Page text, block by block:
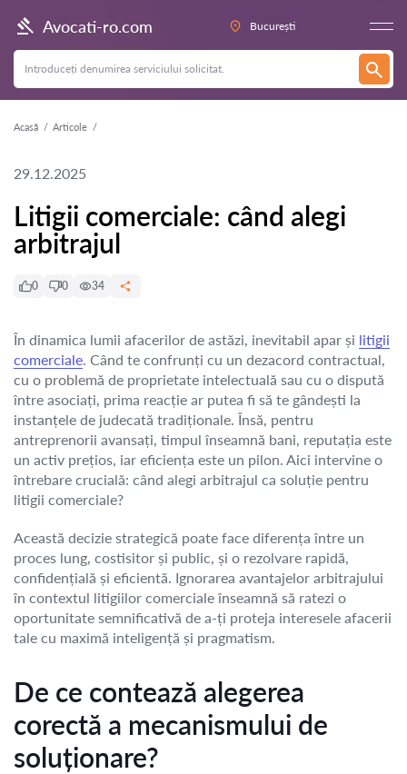
Avocati-ro.com București
Acasă Articole
29.12.2025
Litigii comerciale: când alegi
arbitrajul
0 0 34
În dinamica lumii afacerilor de astăzi, inevitabil apar și litigii
comerciale. Când te confrunți cu un dezacord contractual,
cu o problemă de proprietate intelectuală sau cu o dispută
între asociați, prima reacție ar putea fi să te gândești la
instanțele de judecată tradiționale. Însă, pentru
antreprenorii avansați, timpul înseamnă bani, reputația este
un activ prețios, iar eficiența este un pilon. Aici intervine o
întrebare crucială: când alegi arbitrajul ca soluție pentru
litigii comerciale?
Această decizie strategică poate face diferența între un
proces lung, costisitor și public, și o rezolvare rapidă,
confidențială și eficientă. Ignorarea avantajelor arbitrajului
în contextul litigiilor comerciale înseamnă să ratezi o
oportunitate semnificativă de a-ți proteja interesele afacerii
tale cu maximă inteligență și pragmatism.
De ce contează alegerea
corectă a mecanismului de
soluționare?